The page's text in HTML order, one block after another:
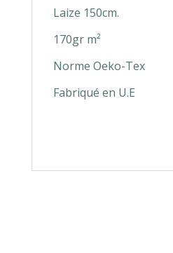
Laize 150cm.
170gr m²
Norme Oeko-Tex
Fabriqué en U.E